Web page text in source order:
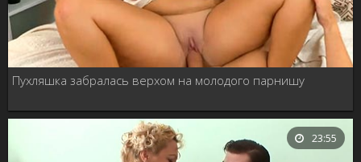
Пухляшка забралась верхом на молодого парнишу
23:55